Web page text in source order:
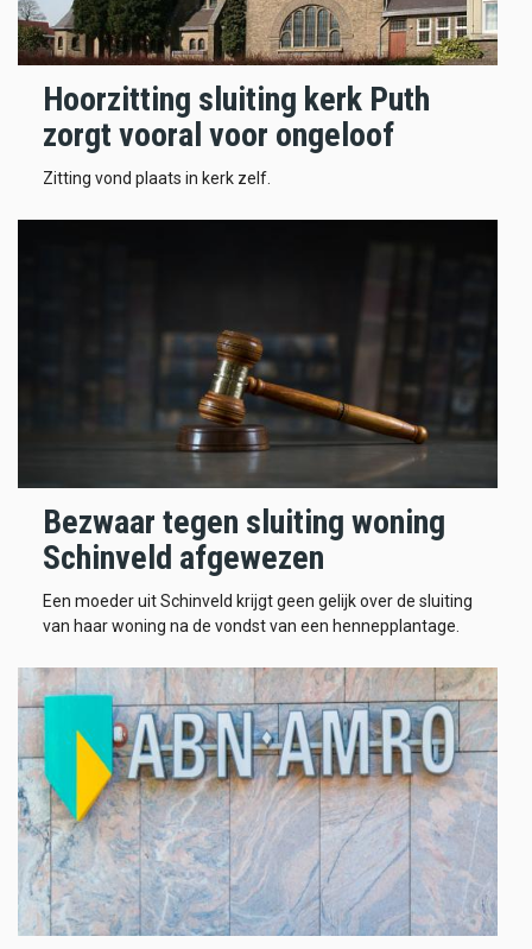
Hoorzitting sluiting kerk Puth
zorgt vooral voor ongeloof
Zitting vond plaats in kerk zelf.
Bezwaar tegen sluiting woning
Schinveld afgewezen
Een moeder uit Schinveld krijgt geen gelijk over de sluiting
van haar woning na de vondst van een hennepplantage.